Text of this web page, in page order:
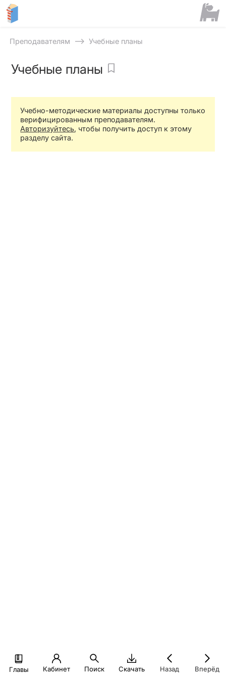
Главы Кабинет Поиск Скачать Назад Вперёд
Преподавателям ⟶ Учебные планы
Учебные планы
Учебно-методические материалы доступны только
верифицированным преподавателям.
Авторизуйтесь, чтобы получить доступ к этому
разделу сайта.